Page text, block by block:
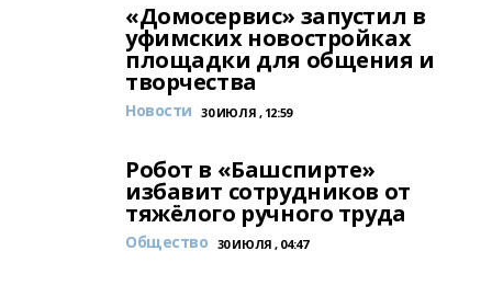
«Домосервис» запустил в
уфимских новостройках
площадки для общения и
творчества
Новости 30 ИЮЛЯ , 12:59
Робот в «Башспирте»
избавит сотрудников от
тяжёлого ручного труда
Общество 30 ИЮЛЯ , 04:47